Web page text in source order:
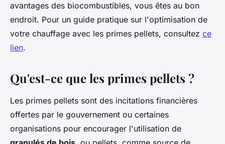
avantages des biocombustibles, vous êtes au bon
endroit. Pour un guide pratique sur l'optimisation de
votre chauffage avec les primes pellets, consultez ce
lien.
Qu'est-ce que les primes pellets ?
Les primes pellets sont des incitations financières
offertes par le gouvernement ou certaines
organisations pour encourager l'utilisation de